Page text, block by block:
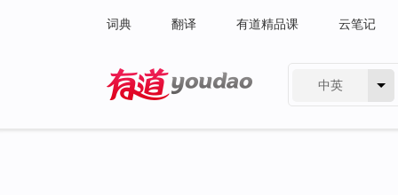
词典 翻译 有道精品课 云笔记
中英